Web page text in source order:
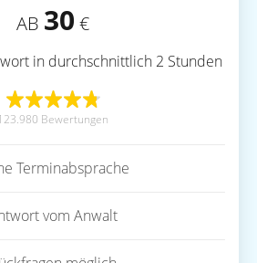
AB 30 €
in durchschnittlich 2 Stunden
Bewertungen
Terminabsprache
vom Anwalt